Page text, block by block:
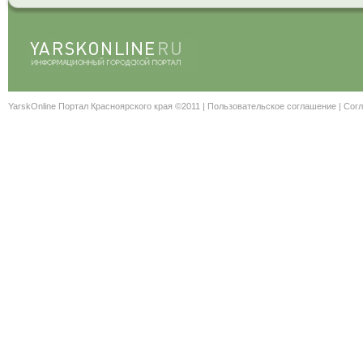
YarskOnline Портал Красноярского края ©2011 | Пользовательское соглашение |